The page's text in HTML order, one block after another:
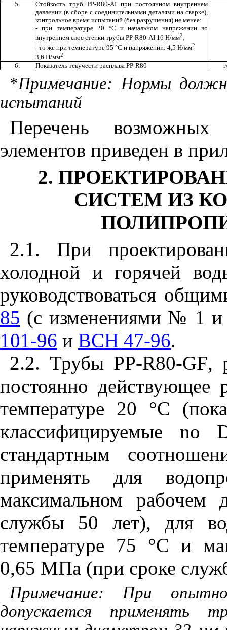
5. Стойкость труб РР-R80-AIпри постоянном внутреннем
давлении (в сборе с соединительными деталями на сварке),
контрольное время испытаний (без разрушения) не менее:
- при температуре 20 °С и начальном напряжении во
внутреннем слое стенки трубы PP-R80-AI16 Н/мм2;
- то же при температуре 95 °С и напряжении: 4,5 Н/мм2
3,6 Н/мм2
6. Показатель текучести расплава PP-R80
*Примечание: Нормы
испытаний
Перечень возможных
элементов приведен в
2.
СИСТЕМ ИЗ
2.1. При
холодной и горячей
руководствоваться
85 (с изменениями № 1
101-96 и ВСН 47-96.
2.2. Трубы PP-R80-GF,
постоянно
температуре 20 °С
классифицируемые no
стандартным
применять для
максимальном
службы 50 лет), для
температуре 75 °С и
0,65 МПа (при сроке
Примечание: При
допускается применять